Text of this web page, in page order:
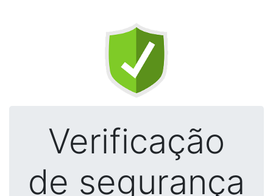
Verificação
de segurança